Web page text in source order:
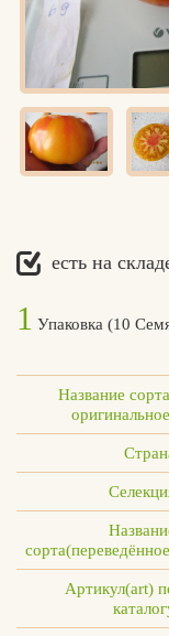
Едлин
есть на
1 Упаковка (10
Название
Артикул(art)